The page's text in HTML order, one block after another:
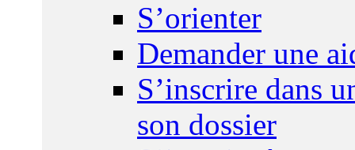
S’orienter
Demander une
S’inscrire dans
son dossier